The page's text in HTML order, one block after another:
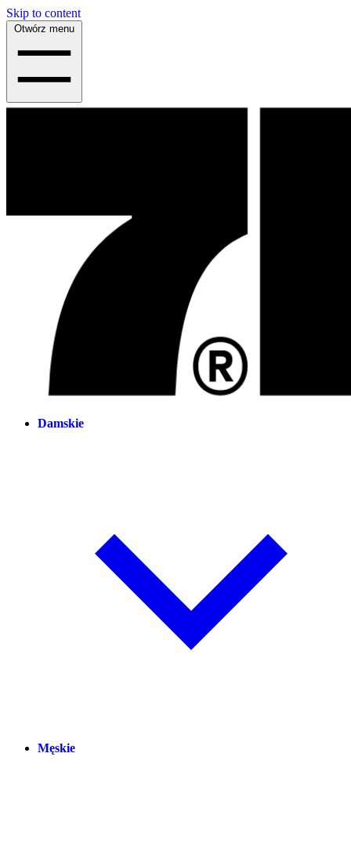
Skip to content
Otwórz menu
Damskie
Męskie